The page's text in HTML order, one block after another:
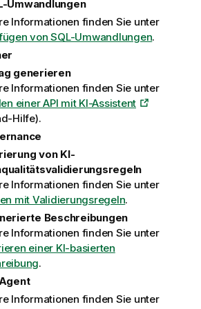
Umwandlungen
Informationen finden Sie unter
von SQL-Umwandlungen.
generieren
Informationen finden Sie unter
einer API mit KI-Assistent
Hilfe).
von KI-
Informationen finden Sie unter
mit Validierungsregeln.
Beschreibungen
Informationen finden Sie unter
einer KI-basierten
.
Informationen finden Sie unter